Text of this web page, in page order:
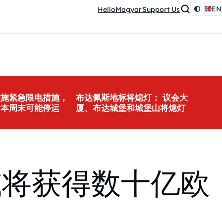
HelloMagyarSupport Us EN
紧急限电措施，
周末可能停运
布达佩斯地标将熄灯： 议会大
厦、布达城堡和城堡山将熄灯
获得数十亿欧